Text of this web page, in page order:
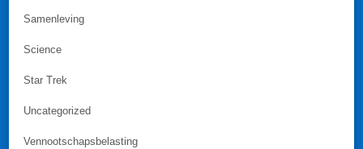
Samenleving
Science
Star Trek
Uncategorized
Vennootschapsbelasting